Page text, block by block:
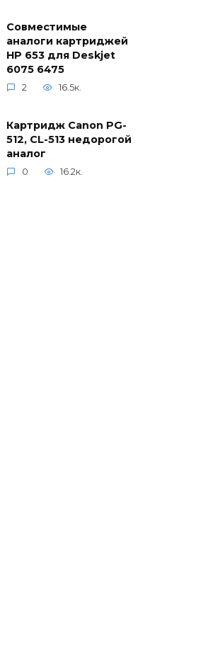
Совместимые
аналоги картриджей
HP 653 для Deskjet
6075 6475
2 16.5к.
Картридж Canon PG-
512, CL-513 недорогой
аналог
0 16.2к.